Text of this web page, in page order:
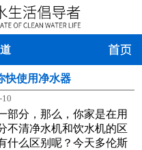
快使用净水器
10
分，那么，你家是在用
不清净水机和饮水机的区
什么区别呢？今天多伦斯